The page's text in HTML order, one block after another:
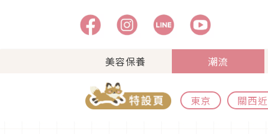
美容保養 潮流
東京 關西